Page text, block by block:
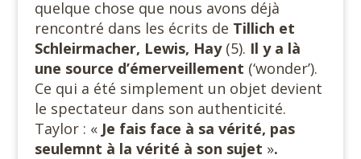
quelque chose que nous avons déjà
rencontré dans les écrits de Tillich et
Schleirmacher, Lewis, Hay(5). Il y a là
une source d’émerveillement (‘wonder’).
Ce qui a été simplement un objet devient
le spectateur dans son authenticité.
Taylor : « Je fais face à sa vérité, pas
seulemnt à la vérité à son sujet ».